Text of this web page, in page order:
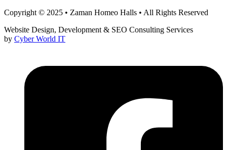
Copyright © 2025 • Zaman Homeo Halls • All Rights Reserved
Website Design, Development & SEO Consulting Services
by Cyber World IT